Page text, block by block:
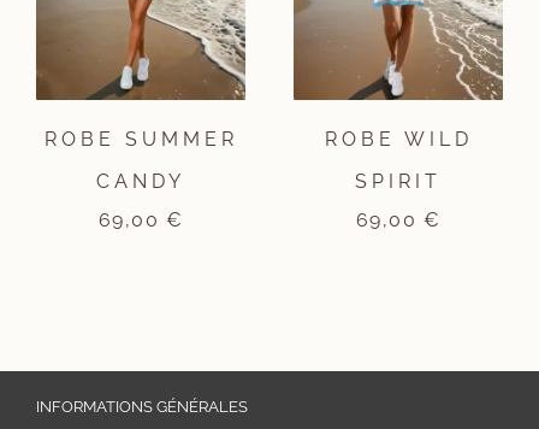
ROBE SUMMER
CANDY
69,00 €
ROBE WILD
SPIRIT
69,00 €
INFORMATIONS GÉNÉRALES